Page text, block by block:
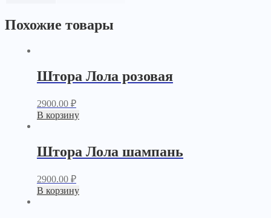
Похожие товары
Штора Лола розовая
2900.00 ₽
В корзину
Штора Лола шампань
2900.00 ₽
В корзину